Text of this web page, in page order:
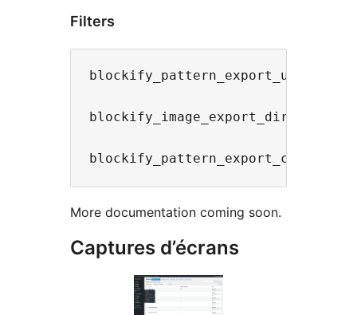
Filters
blockify_image_export_dir - Set
More documentation coming soon.
Captures d’écrans